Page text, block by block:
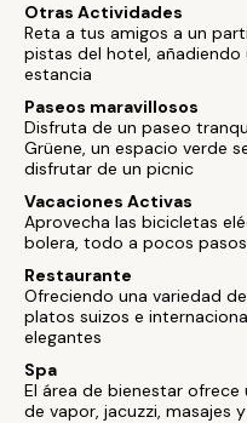
Otras Actividades
Reta a tus amigos a un
pistas del hotel,
estancia
Paseos maravillosos
Disfruta de un paseo
Grüene, un espacio verde
disfrutar de un picnic
Vacaciones Activas
Aprovecha las bicicletas
bolera, todo a pocos
Restaurante
Ofreciendo una variedad
platos suizos e
elegantes
Spa
El área de bienestar
de vapor, jacuzzi, masajes